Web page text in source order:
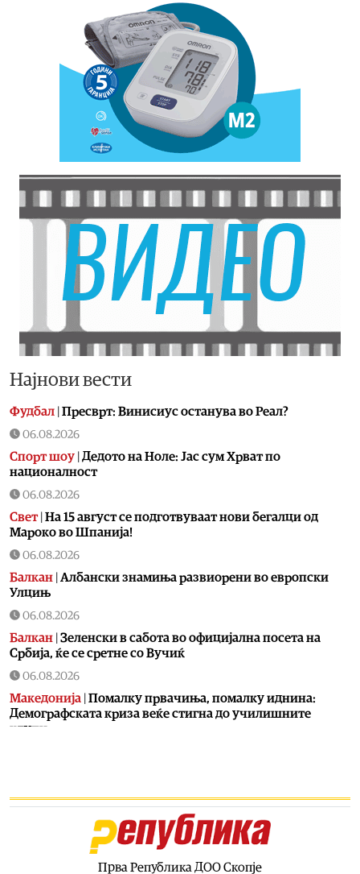
Најнови вести
Фудбал Пресврт: Винисиус останува во Реал?
06.08.2026
Спорт шоу Дедото на Ноле: Јас сум Хрват по
националност
06.08.2026
Свет| На 15 август се подготвуваат нови бегалци од
Мароко во Шпанија!
06.08.2026
Балкан Албански знамиња развиорени во европски
Улцињ
06.08.2026
Балкан Зеленски в сабота во официјална посета на
Србија, ќе се сретне со Вучиќ
06.08.2026
Македонија Помалку првачиња, помалку иднина:
Демографската криза веќе стигна до училишните
клупи
со невроинвазивна форма
Вкупно 18 пожари на отворено денеска до 18
часот, два се активниПрва Република ДОО Скопје